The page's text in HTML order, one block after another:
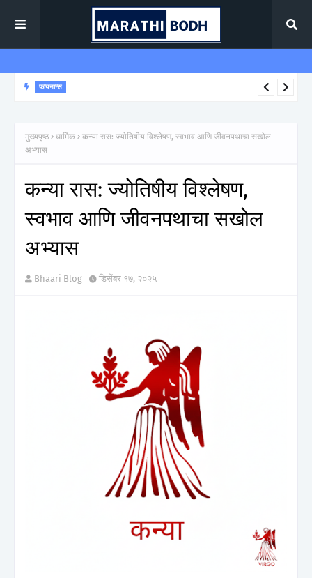
फायनान्स
मुख्यपृष्ठ धार्मिक
कन्या रास: ज्योतिषीय विश्लेषण, स्वभाव आणि जीवनपथाचा सखोल
अभ्यास
कन्या रास: ज्योतिषीय विश्लेषण,
स्वभाव आणि जीवनपथाचा सखोल
अभ्यास
Bhaari Blog डिसेंबर १७, २०२५